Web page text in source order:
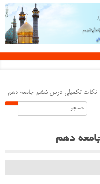
نکات تکمیلی درس ششم جامعه دهم
دهم